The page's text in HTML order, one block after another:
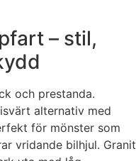
– stil,
och prestanda.
alternativ med
för mönster som
vridande bilhjul. Granit